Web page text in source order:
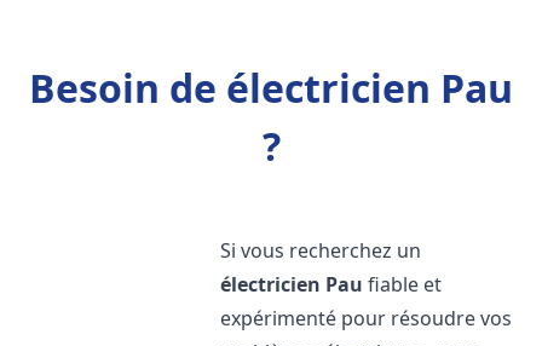
Besoin de électricien Pau
?
Si vous recherchez un
électricien Pau fiable et
expérimenté pour résoudre vos